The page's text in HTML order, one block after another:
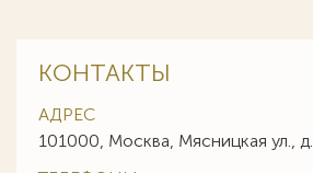
КОНТАКТЫ
АДРЕС
101000, Москва, Мясницкая ул.,